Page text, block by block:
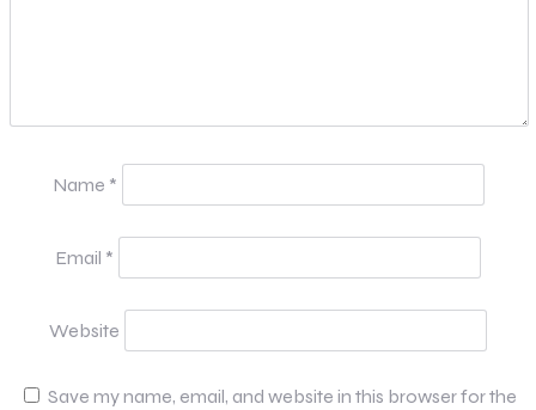
Name *
Email *
Website
Save my name, email, and website in this browser for the